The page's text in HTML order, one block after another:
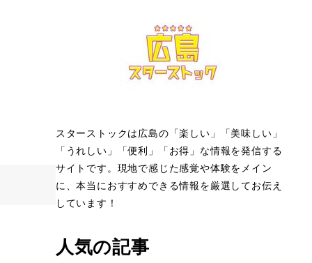
スターストックは広島の「楽しい」「美味しい」
「うれしい」「便利」「お得」な情報を発信する
サイトです。現地で感じた感覚や体験をメイン
に、本当におすすめできる情報を厳選してお伝え
しています！
人気の記事